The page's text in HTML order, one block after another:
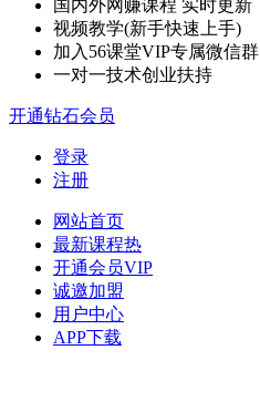
国内外网赚课程 实时更新
视频教学(新手快速上手)
加入56课堂VIP专属微信群
一对一技术创业扶持
开通钻石会员
登录
注册
网站首页
最新课程热
开通会员VIP
诚邀加盟
用户中心
APP下载